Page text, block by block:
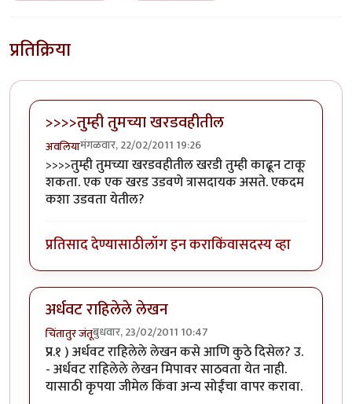
प्रतिक्रिया
>>>>तुम्ही तुमच्या खरडवहीतील
अवलियामंगळवार, 22/02/2011 19:26
>>>>तुम्ही तुमच्या खरडवहीतील खरडी तुम्ही काढून टाकू
शकता. एक एक खरड उडवणे त्रासदायक असते. एकदम
कशा उडवता येतील?
प्रतिसाद देण्यासाठीलॉग इन कराकिंवासदस्य व्हा
अर्धवट राहिलेले लेखन
चिंतातुर जंतूबुधवार, 23/02/2011 10:47
प्र.१ ) अर्धवट राहिलेले लेखन कसे आणि कुठे दिसेल? उ.
- अर्धवट राहिलेले लेखन मिपावर साठवता येत नाही.
यासाठी कृपया जीमेल किंवा अन्य सोईंचा वापर करावा.